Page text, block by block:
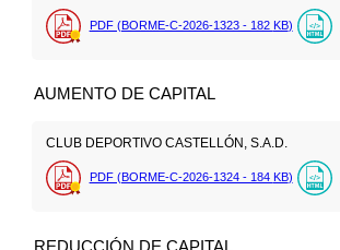
PDF (BORME-C-2026-1323 - 182 KB)
AUMENTO DE CAPITAL
CLUB DEPORTIVO CASTELLÓN, S.A.D.
PDF (BORME-C-2026-1324 - 184 KB)
REDUCCIÓN DE CAPITAL